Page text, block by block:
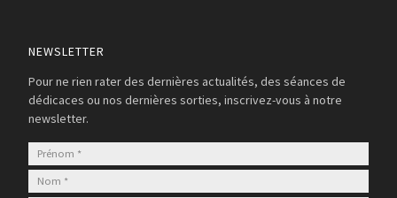
NEWSLETTER
Pour ne rien rater des dernières actualités, des séances de
dédicaces ou nos dernières sorties, inscrivez-vous à notre
newsletter.